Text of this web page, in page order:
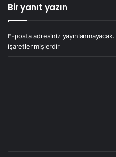
Bir yanıt yazın
E-posta adresiniz yayınlanmayacak.
işaretlenmişlerdir